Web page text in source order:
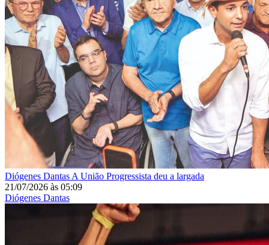
Diógenes Dantas A União Progressista deu a largada
21/07/2026 às 05:09
Diógenes Dantas